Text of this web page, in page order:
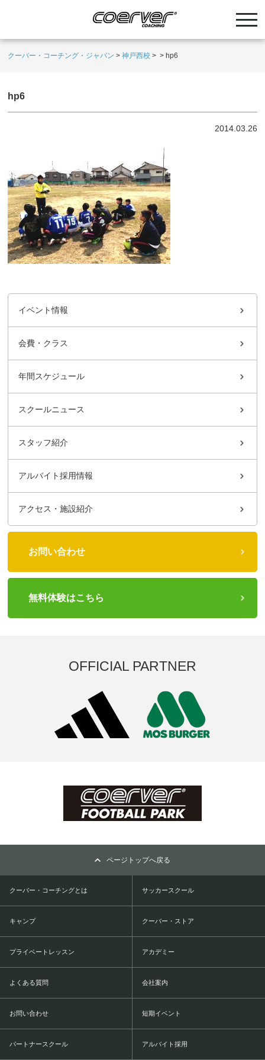
クーバー・コーチング・ジャパン >神戸西校 > > hp6
hp6
2014.03.26
イベント情報
会費・クラス
年間スケジュール
スクールニュース
スタッフ紹介
アルバイト採用情報
アクセス・施設紹介
お問い合わせ
無料体験はこちら
OFFICIAL PARTNER
ページトップへ戻る
クーバー・コーチングとは サッカースクール
キャンプ クーバー・ストア
プライベートレッスン アカデミー
よくある質問 会社案内
お問い合わせ 短期イベント
パートナースクール アルバイト採用